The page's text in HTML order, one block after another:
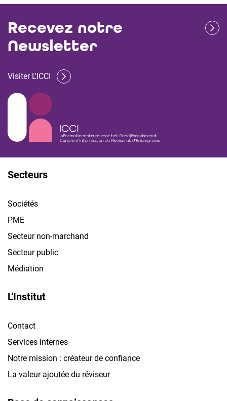
Recevez notre
Newsletter
Visiter L'ICCI
Secteurs
Sociétés
PME
Secteur non-marchand
Secteur public
Médiation
L'Institut
Contact
Services internes
Notre mission : créateur de confiance
La valeur ajoutée du réviseur